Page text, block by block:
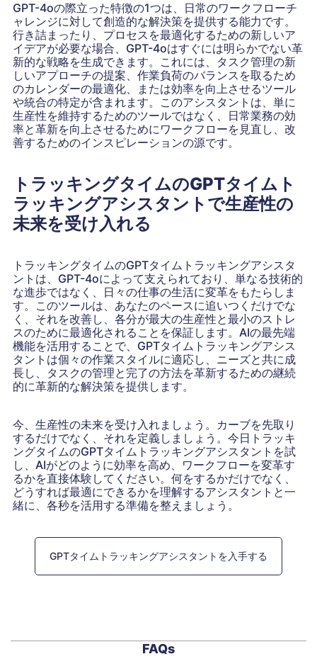
GPT-4oの際立った特徴の1つは、日常のワークフローチ
ャレンジに対して創造的な解決策を提供する能力です。
行き詰まったり、プロセスを最適化するための新しいア
イデアが必要な場合、GPT-4oはすぐには明らかでない革
新的な戦略を生成できます。これには、タスク管理の新
しいアプローチの提案、作業負荷のバランスを取るため
のカレンダーの最適化、または効率を向上させるツール
や統合の特定が含まれます。このアシスタントは、単に
生産性を維持するためのツールではなく、日常業務の効
率と革新を向上させるためにワークフローを見直し、改
善するためのインスピレーションの源です。
トラッキングタイムのGPTタイムト
ラッキングアシスタントで生産性の
未来を受け入れる
トラッキングタイムのGPTタイムトラッキングアシスタ
ントは、GPT-4oによって支えられており、単なる技術的
な進歩ではなく、日々の仕事の生活に変革をもたらしま
す。このツールは、あなたのペースに追いつくだけでな
く、それを改善し、各分が最大の生産性と最小のストレ
スのために最適化されることを保証します。AIの最先端
機能を活用することで、GPTタイムトラッキングアシス
タントは個々の作業スタイルに適応し、ニーズと共に成
長し、タスクの管理と完了の方法を革新するための継続
的に革新的な解決策を提供します。
今、生産性の未来を受け入れましょう。カーブを先取り
するだけでなく、それを定義しましょう。今日トラッキ
ングタイムのGPTタイムトラッキングアシスタントを試
し、AIがどのように効率を高め、ワークフローを変革す
るかを直接体験してください。何をするかだけでなく、
どうすれば最適にできるかを理解するアシスタントと一
緒に、各秒を活用する準備を整えましょう。
GPTタイムトラッキングアシスタントを入手する
FAQs